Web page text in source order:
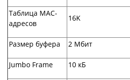
Таблица MAC-
адресов
16K
Размер буфера 2 Мбит
Jumbo Frame 10 кБ